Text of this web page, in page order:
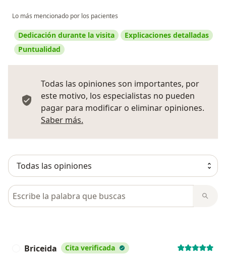
Lo más mencionado por los pacientes
Dedicación durante la visita
Explicaciones detalladas
Puntualidad
Todas las opiniones son importantes, por
este motivo, los especialistas no pueden
pagar para modificar o eliminar opiniones.
Saber más.
Busca en opiniones
Briceida Cita verificada